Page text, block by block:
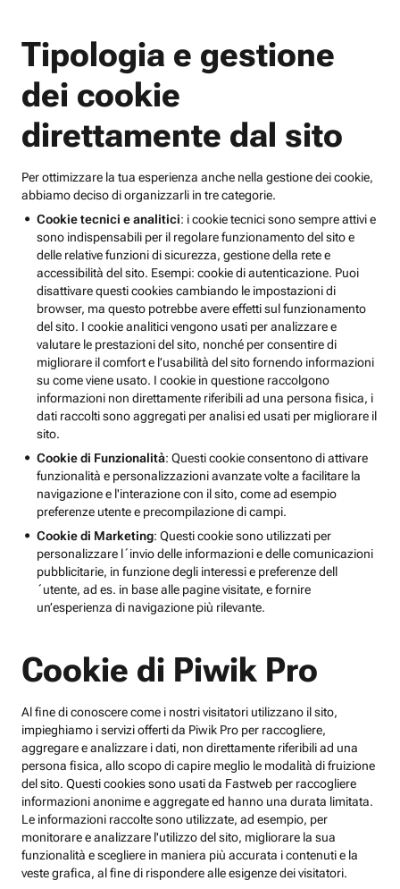
Tipologia e gestione
dei cookie
direttamente dal sito
Per ottimizzare la tua esperienza anche nella gestione dei cookie,
abbiamo deciso di organizzarli in tre categorie.
Cookie tecnici e analitici: i cookie tecnici sono sempre attivi e
sono indispensabili per il regolare funzionamento del sito e
delle relative funzioni di sicurezza, gestione della rete e
accessibilità del sito. Esempi: cookie di autenticazione. Puoi
disattivare questi cookies cambiando le impostazioni di
browser, ma questo potrebbe avere effetti sul funzionamento
del sito. I cookie analitici vengono usati per analizzare e
valutare le prestazioni del sito, nonché per consentire di
migliorare il comfort e l’usabilità del sito fornendo informazioni
su come viene usato. I cookie in questione raccolgono
informazioni non direttamente riferibili ad una persona fisica, i
dati raccolti sono aggregati per analisi ed usati per migliorare il
sito.
Cookie di Funzionalità: Questi cookie consentono di attivare
funzionalità e personalizzazioni avanzate volte a facilitare la
navigazione e l'interazione con il sito, come ad esempio
preferenze utente e precompilazione di campi.
Cookie di Marketing: Questi cookie sono utilizzati per
personalizzare l´invio delle informazioni e delle comunicazioni
pubblicitarie, in funzione degli interessi e preferenze dell
´utente, ad es. in base alle pagine visitate, e fornire
un’esperienza di navigazione più rilevante.
Cookie di Piwik Pro
Al fine di conoscere come i nostri visitatori utilizzano il sito,
impieghiamo i servizi offerti da Piwik Pro per raccogliere,
aggregare e analizzare i dati, non direttamente riferibili ad una
persona fisica, allo scopo di capire meglio le modalità di fruizione
del sito. Questi cookies sono usati da Fastweb per raccogliere
informazioni anonime e aggregate ed hanno una durata limitata.
Le informazioni raccolte sono utilizzate, ad esempio, per
monitorare e analizzare l'utilizzo del sito, migliorare la sua
funzionalità e scegliere in maniera più accurata i contenuti e la
veste grafica, al fine di rispondere alle esigenze dei visitatori.